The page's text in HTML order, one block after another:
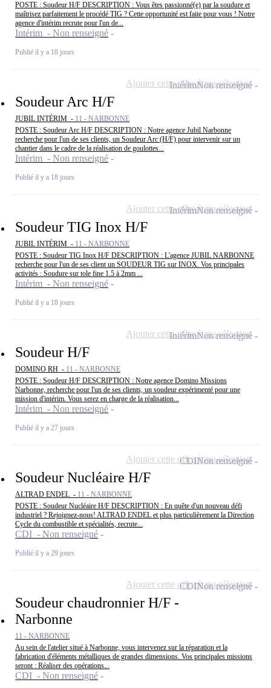
POSTE : Soudeur H/F DESCRIPTION : Vous êtes passionné(e) par la soudure et
maîtrisez parfaitement le procédé TIG ? Cette opportunité est faite pour vous ! Notre
agence d'intérim recrute pour l'un de...
Intérim - Non renseigné
Publié il y a 18 jours
Soudeur Arc H/F
JUBIL INTÉRIM - 11 - NARBONNE
POSTE : Soudeur Arc H/F DESCRIPTION : Notre agence Jubil Narbonne
recherche pour l'un de ses clients, un Soudeur Arc (H/F) pour intervenir sur un
chantier dans le cadre de la réalisation de goulottes...
Intérim - Non renseigné
Publié il y a 18 jours
IntérimNon renseigné
Ajouter cette offre à ma sélection
Soudeur TIG Inox H/F
JUBIL INTÉRIM - 11 - NARBONNE
POSTE : Soudeur TIG Inox H/F DESCRIPTION : L'agence JUBIL NARBONNE
recherche pour l'un de ses client un SOUDEUR TIG sur INOX. Vos principales
activités : Soudure sur tole fine 1.5 à 2mm ...
Intérim - Non renseigné
Publié il y a 18 jours
IntérimNon renseigné
Ajouter cette offre à ma sélection
Soudeur H/F
DOMINO RH - 11 - NARBONNE
POSTE : Soudeur H/F DESCRIPTION : Notre agence Domino Missions
Narbonne, recherche pour l'un de ses clients, un soudeur expérimenté pour une
mission d'intérim. Vous serez en charge de la réalisation...
Intérim - Non renseigné
Publié il y a 27 jours
IntérimNon renseigné
Ajouter cette offre à ma sélection
Soudeur Nucléaire H/F
ALTRAD ENDEL - 11 - NARBONNE
POSTE : Soudeur Nucléaire H/F DESCRIPTION : En quête d'un nouveau défi
industriel ? Rejoignez-nous! ALTRAD ENDEL et plus particulièrement la Direction
Cycle du combustible et spécialités, recrute...
CDI - Non renseigné
Publié il y a 29 jours
CDINon renseigné
Ajouter cette offre à ma sélection
Soudeur chaudronnier H/F -
Narbonne
11 - NARBONNE
Au sein de l'atelier situé à Narbonne, vous intervenez sur la réparation et la
fabrication d'éléments métalliques de grandes dimensions. Vos principales missions
seront : Réaliser des opérations...
CDI - Non renseigné
CDINon renseigné
Ajouter cette offre à ma sélection